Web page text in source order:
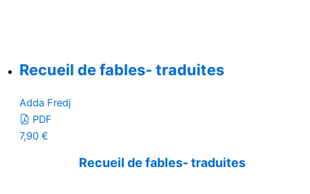
Recueil de fables- traduites
Adda Fredj
PDF
7,90 €
Recueil de fables- traduites